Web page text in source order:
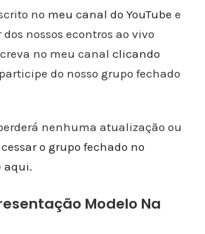
no meu canal do YouTube e
nossos econtros ao vivo
no meu canal clicando
do nosso grupo fechado
nenhuma atualização ou
o grupo fechado no
aqui.
Modelo Na